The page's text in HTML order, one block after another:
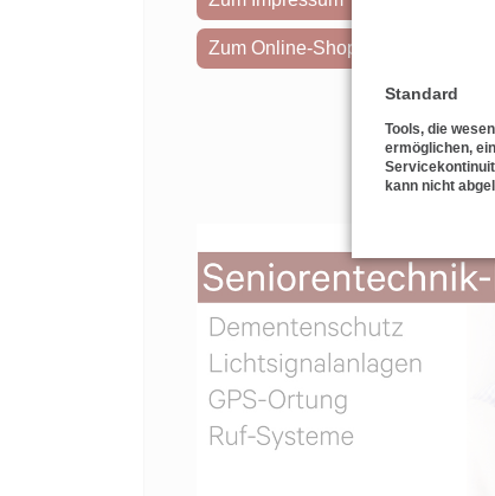
Zum Online-
Standard
Tools, die
ermöglichen,
kann nicht